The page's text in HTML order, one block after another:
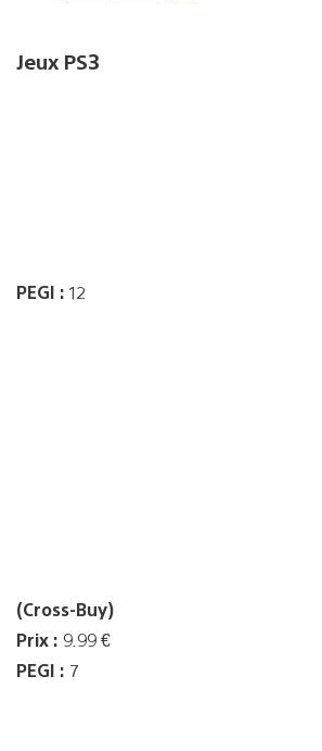
Jeux PS3
PEGI : 12
(Cross-Buy)
Prix : 9.99 €
PEGI : 7